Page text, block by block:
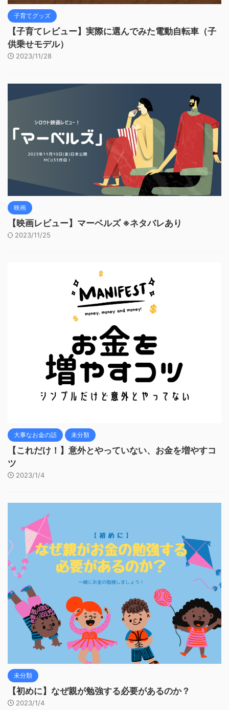
子育てグッズ
【子育てレビュー】実際に選んでみた電動自転車（子
供乗せモデル）
2023/11/28
映画
【映画レビュー】マーベルズ ※ネタバレあり
2023/11/25
大事なお金の話 未分類
【これだけ！】意外とやっていない、お金を増やすコ
ツ
2023/1/4
未分類
【初めに】なぜ親が勉強する必要があるのか？
2023/1/4